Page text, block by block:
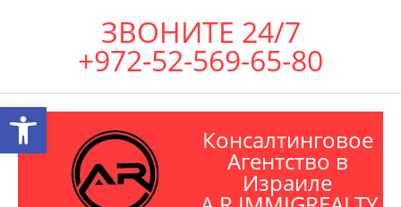
ЗВОНИТЕ 24/7
+972-52-569-65-80
Консалтинговое
Агентство в
Израиле
Открыть панель инструментов